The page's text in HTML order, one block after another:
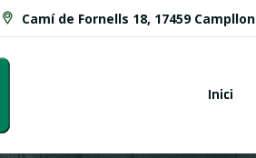
Camí de Fornells 18, 17459
Inici